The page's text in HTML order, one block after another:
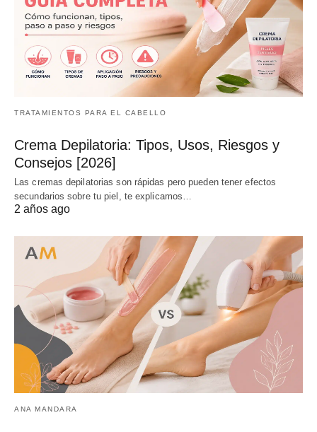
TRATAMIENTOS PARA EL CABELLO
Crema Depilatoria: Tipos, Usos, Riesgos y
Consejos [2026]
Las cremas depilatorias son rápidas pero pueden tener efectos
secundarios sobre tu piel, te explicamos…
2 años ago
ANA MANDARA